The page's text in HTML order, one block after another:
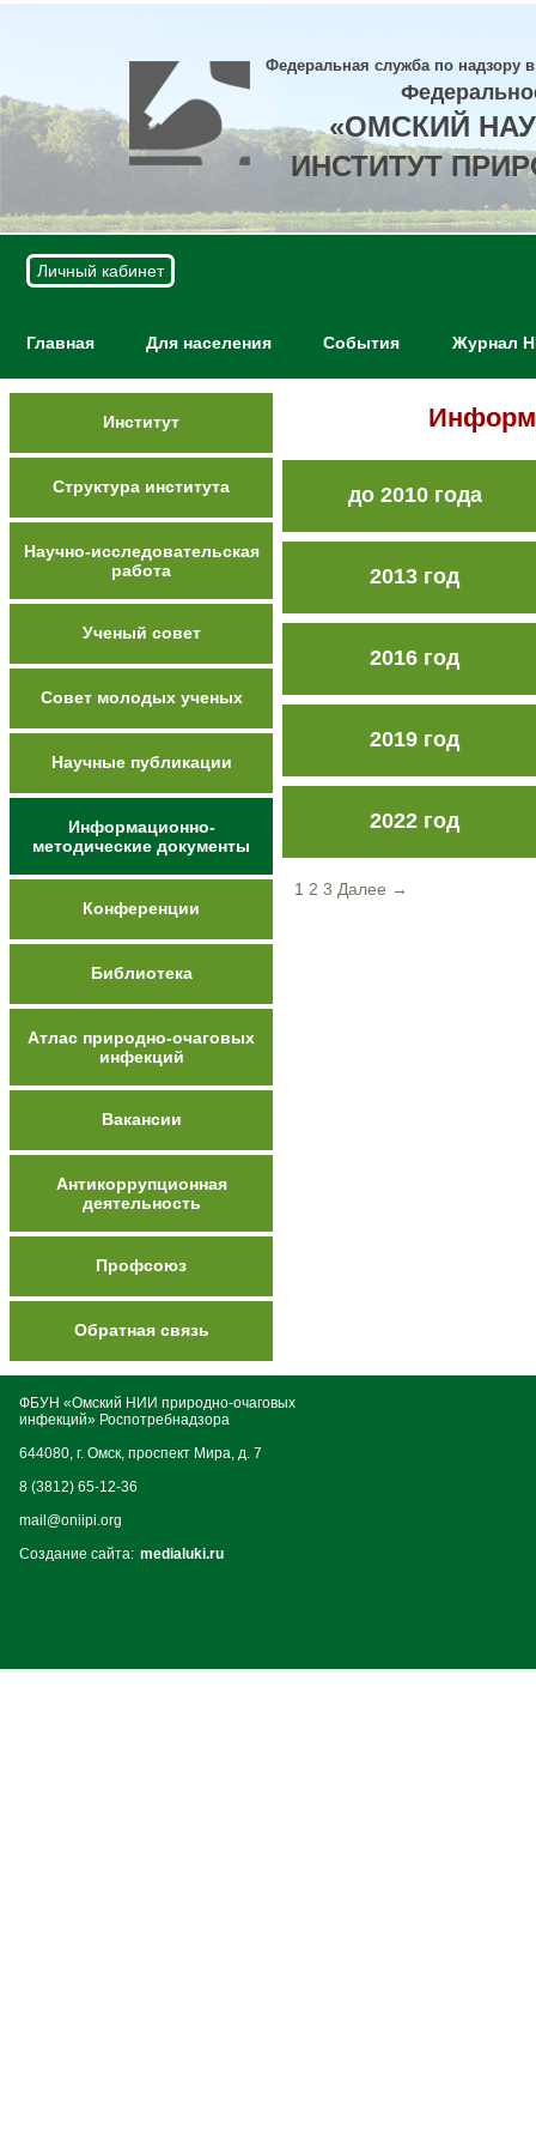
Федеральная служба по надзору
«ОМСКИЙ
ИНСТИТУТ
Личный кабинет
Главная Для населения События Журнал
Институт
Структура института
Научно-исследовательская
работа
Ученый совет
Совет молодых ученых
Научные публикации
Информационно-
методические документы
Конференции
Библиотека
Атлас природно-очаговых
инфекций
Вакансии
Антикоррупционная
деятельность
Профсоюз
Обратная связь
до 2010 года
2013 год
2016 год
2019 год
2022 год
1 2 3 Далее →
ФБУН «Омский НИИ природно-очаговых
инфекций» Роспотребнадзора
644080, г. Омск, проспект Мира, д. 7
8 (3812) 65-12-36
mail@oniipi.org
Создание сайта: medialuki.ru